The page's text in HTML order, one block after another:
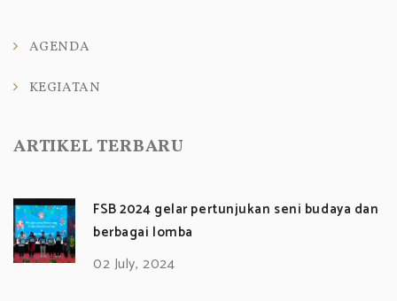
AGENDA
KEGIATAN
ARTIKEL TERBARU
FSB 2024 gelar pertunjukan seni budaya dan
berbagai lomba
02 July, 2024